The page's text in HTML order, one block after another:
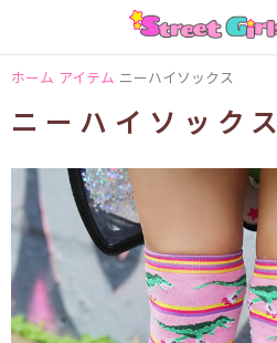
ホーム アイテム ニーハイソックス
ニーハイソックス